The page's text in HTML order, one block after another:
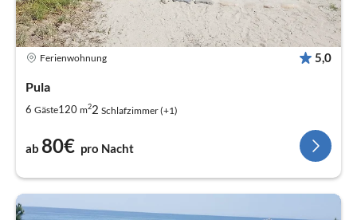
Ferienwohnung 5,0
Pula
6 Gäste120 m22 Schlafzimmer (+1)
ab 80€ pro Nacht